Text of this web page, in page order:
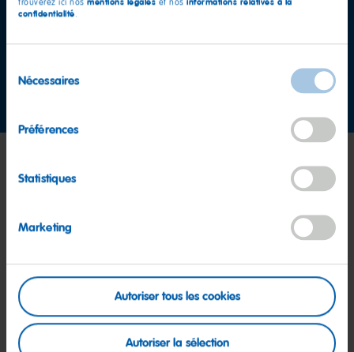
trouverez ici nos et nos
confidentialité.
duNécessaires
Préférences
Statistiques
Marketing
Autoriser tous les cookies
Autoriser la sélection
Équipe service consommateurs